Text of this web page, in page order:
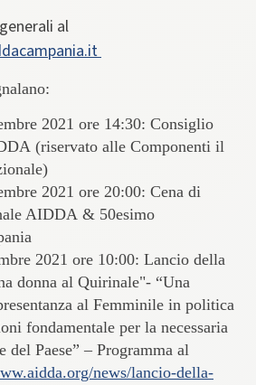
al
​2021 ore 14:30: Consiglio
​(riservato alle Componenti il
2021 ore 20:00: ​Cena di
AIDDA ​& ​50​esimo
2021 ore 10:00: Lancio della
donna al Quirinale"- “Una
al Femminile in politica
fondamentale per la necessaria
del Paese” – Programma al
news/lancio-della-